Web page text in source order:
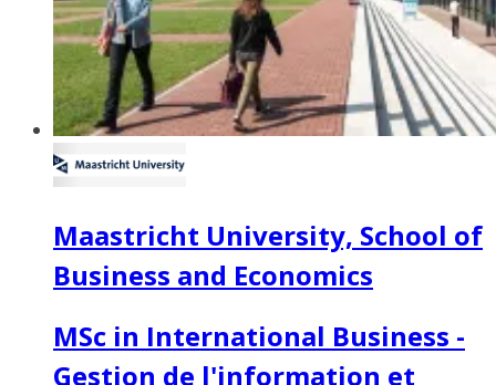
Maastricht University, School of
Business and Economics
MSc in International Business -
Gestion de l'information et